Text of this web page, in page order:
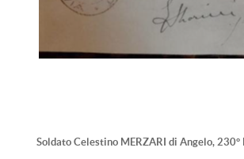
Soldato Celestino MERZARI di Angelo,